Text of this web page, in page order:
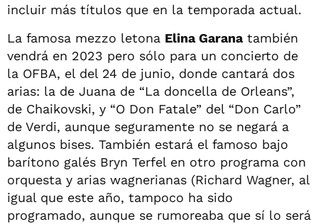
incluir más títulos que en la temporada actual.
La famosa mezzo letona Elina Garanatambién
vendrá en 2023 pero sólo para un concierto de
la OFBA, el del 24 de junio, donde cantará dos
arias: la de Juana de “La doncella de Orleans”,
de Chaikovski, y “O Don Fatale” del “Don Carlo”
de Verdi, aunque seguramente no se negará a
algunos bises. También estará el famoso bajo
barítono galés Bryn Terfel en otro programa con
orquesta y arias wagnerianas (Richard Wagner, al
igual que este año, tampoco ha sido
programado, aunque se rumoreaba que sí lo será